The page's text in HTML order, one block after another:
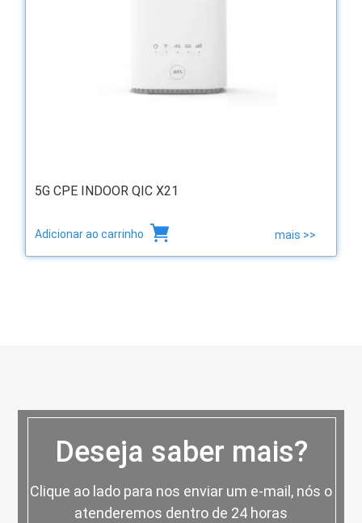
5G CPE INDOOR QIC X21
Adicionar ao carrinho mais >>
Deseja saber mais?
Clique ao lado para nos enviar um e-mail, nós o
atenderemos dentro de 24 horas